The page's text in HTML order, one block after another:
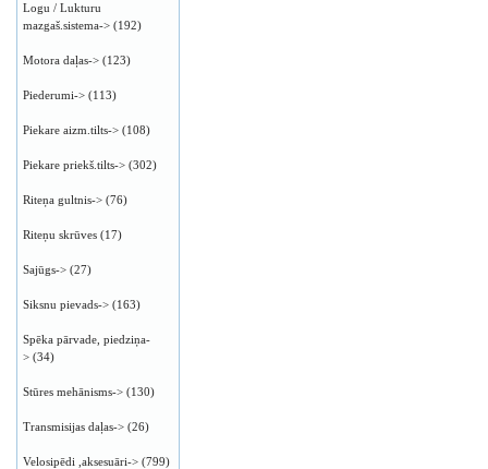
Logu / Lukturu
mazgaš.sistema-> (192)
Motora daļas-> (123)
Piederumi-> (113)
Piekare aizm.tilts-> (108)
Piekare priekš.tilts-> (302)
Riteņa gultnis-> (76)
Riteņu skrūves (17)
Sajūgs-> (27)
Siksnu pievads-> (163)
Spēka pārvade, piedziņa-
> (34)
Stūres mehānisms-> (130)
Transmisijas daļas-> (26)
Velosipēdi ,aksesuāri-> (799)